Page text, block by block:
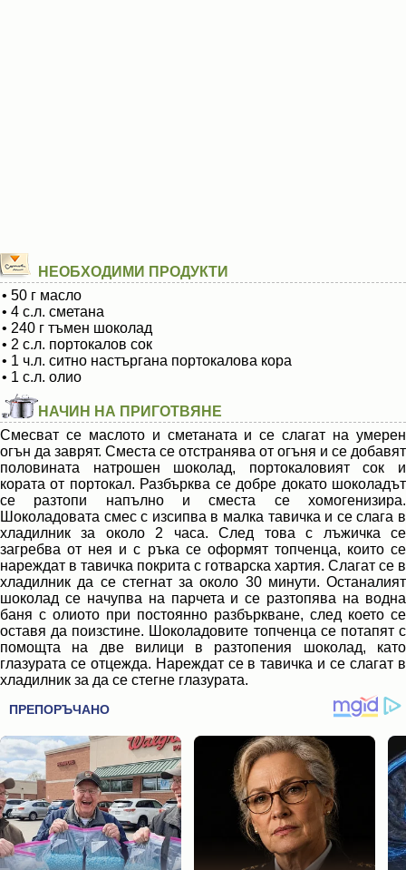
НЕОБХОДИМИ ПРОДУКТИ
• 50 г масло
• 4 с.л. сметана
• 240 г тъмен шоколад
• 2 с.л. портокалов сок
• 1 ч.л. ситно настъргана портокалова кора
• 1 с.л. олио
НАЧИН НА ПРИГОТВЯНЕ
Смесват се маслото и сметаната и се слагат на умерен
огън да заврят. Сместа се отстранява от огъня и се добавят
половината натрошен шоколад, портокаловият сок и
кората от портокал. Разбърква се добре докато шоколадът
се разтопи напълно и сместа се хомогенизира.
Шоколадовата смес с изсипва в малка тавичка и се слага в
хладилник за около 2 часа. След това с лъжичка се
загребва от нея и с ръка се оформят топченца, които се
нареждат в тавичка покрита с готварска хартия. Слагат се в
хладилник да се стегнат за около 30 минути. Останалият
шоколад се начупва на парчета и се разтопява на водна
баня с олиото при постоянно разбъркване, след което се
оставя да поизстине. Шоколадовите топченца се потапят с
помощта на две вилици в разтопения шоколад, като
глазурата се отцежда. Нареждат се в тавичка и се слагат в
хладилник за да се стегне глазурата.